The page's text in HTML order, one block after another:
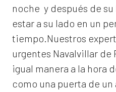
noche y después de
estar a su lado en un
tiempo.Nuestros
urgentes Navalvillar de
igual manera a la hora
como una puerta de